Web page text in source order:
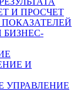
И ПРОСЧЕТ
БИЗНЕС-
И
УПРАВЛЕНИЕ